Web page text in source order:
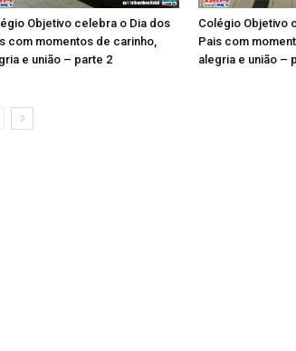
Objetivo celebra o Dia dos
com momentos de carinho,
e união – parte 2
Colégio Objetivo
Pais com
alegria e união –